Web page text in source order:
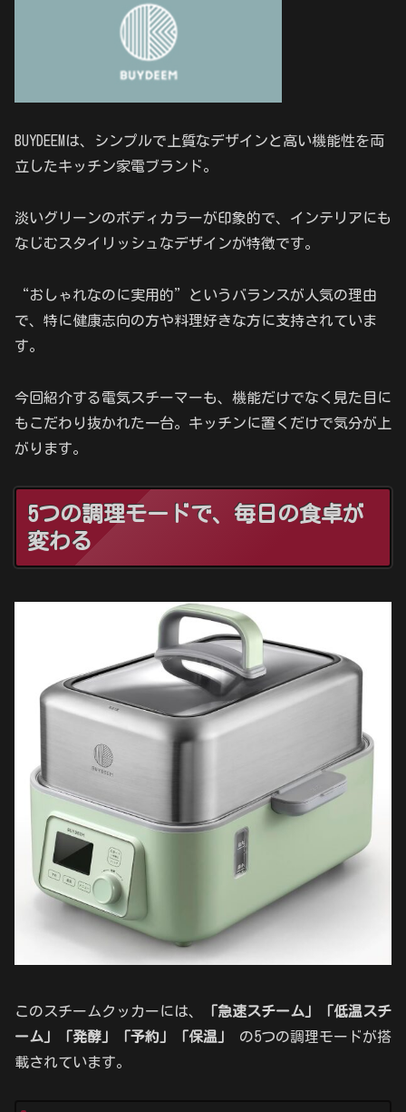
BUYDEEMは、シンプルで上質なデザインと高い機能性を両
立したキッチン家電ブランド。
淡いグリーンのボディカラーが印象的で、インテリアにも
なじむスタイリッシュなデザインが特徴です。
“おしゃれなのに実用的”というバランスが人気の理由
で、特に健康志向の方や料理好きな方に支持されていま
す。
今回紹介する電気スチーマーも、機能だけでなく見た目に
もこだわり抜かれた一台。キッチンに置くだけで気分が上
がります。
5つの調理モードで、毎日の食卓が
変わる
このスチームクッカーには、
「急速スチーム」「低温スチ
ーム」「発酵」「予約」「保温」
の5つの調理モードが搭
載されています。